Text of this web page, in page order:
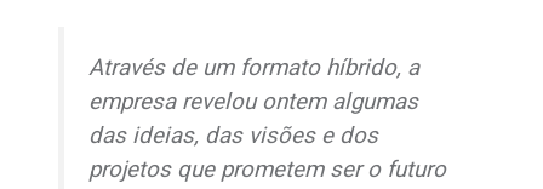
Através de um formato híbrido, a
empresa revelou ontem algumas
das ideias, das visões e dos
projetos que prometem ser o futuro